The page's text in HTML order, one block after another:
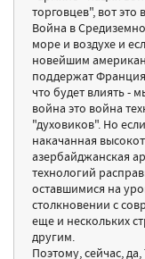
торговцев", вот это
Война в
море и воздухе и
новейшим
поддержат
что будет влиять -
война это война
"духовиков". Но
накачанная
азербайджанская
технологий
оставшимися на
столкновении с
еще и нескольких
другим.
Поэтому, сейчас,